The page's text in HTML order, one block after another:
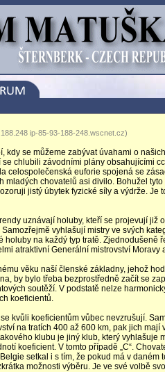
ip-85-93-188-248.wscnet.cz)
kdy se můžeme zabývat úvahami o
chlubili závodními plány obsahujícími
celospolečenská euforie spojená se
mladých chovatelů asi divilo. Bohužel
jistý úbytek fyzické síly a výdrže.
uznávají holuby, kteří se projevují již
vyhlašují mistry ve svých
holuby na každý typ tratě.
atraktivní Generální mistrovství Moravy
věku naší členské základny, jehož
by bylo třeba bezprostředně začít se
soutěží. V podstatě nelze
koeficientů.
kvůli koeficientům vůbec nevzrušují.
na tratích 400 až 600 km, pak jich mají
klubu je jiný klub, který vyhlašuje
koeficient. V tomto případě „C“.
setkal i s tím, že pokud má v
možnosti výběru. Je ve své volbě